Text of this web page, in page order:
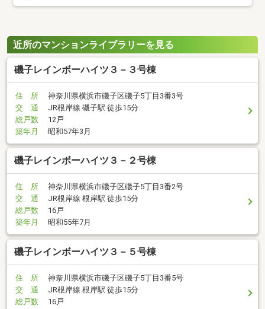
近所のマンションライブラリーを見る
磯子レインボーハイツ３－３号棟
住 所
神奈川県横浜市磯子区磯子5丁目3番3号
交 通
JR根岸線 磯子駅 徒歩15分
総戸数
12戸
築年月
昭和57年3月
磯子レインボーハイツ３－２号棟
住 所
神奈川県横浜市磯子区磯子5丁目3番2号
交 通
JR根岸線 根岸駅 徒歩15分
総戸数
16戸
築年月
昭和55年7月
磯子レインボーハイツ３－５号棟
住 所
神奈川県横浜市磯子区磯子5丁目3番5号
交 通
JR根岸線 根岸駅 徒歩15分
総戸数
16戸